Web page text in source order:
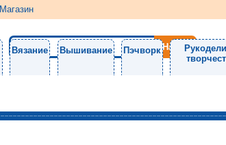
Магазин
Вязание Вышивание Пэчворк